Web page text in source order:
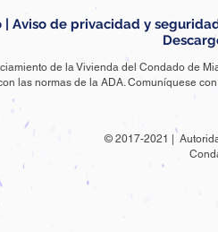
| Aviso de privacidad y
de la Vivienda del Condado de
las normas de la ADA. Comuníquese
© 2017-2021 |